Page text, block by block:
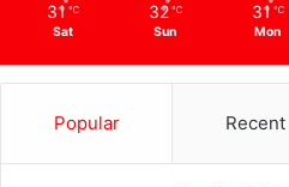
31 ℃
Sat
32 ℃
Sun
31 ℃
Mon
Popular Recent